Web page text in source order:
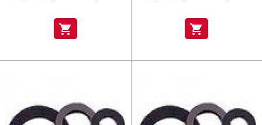
shopping_cart shopping_cart